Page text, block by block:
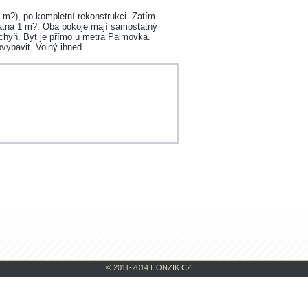
po kompletní rekonstrukci. Zatím
1 m?. Oba pokoje mají samostatný
Byt je přímo u metra Palmovka.
Volný ihned.
© 2011-2014 HONZIK.CZ